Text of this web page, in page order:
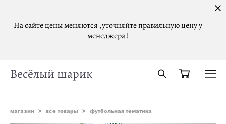
На сайте цены меняются ,уточняйте правильную цену у
менеджера !
Весёлый шарик
магазин > все товары > футбольная тематика